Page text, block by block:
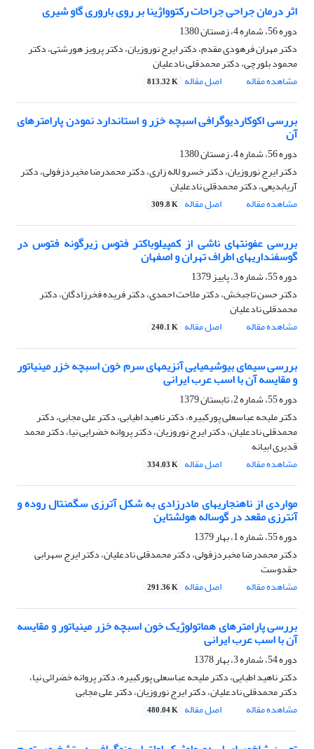
اثر درمان جراحی جراحات رکتوواژینا بر روی باروری گاو شیری
دوره 56، شماره 4، زمستان 1380
دکتر مهران فرهودی مقدم، دکتر ایرج نوروزیان، دکتر پرویز هورشتی، دکتر
محمود بلورچی، دکتر محمدقلی نادعلیان
مشاهده مقاله
اصل مقاله 813.32 K
بررسی اکوکاردیوگرافی اسبچه خزر و استاندارد نمودن پارامترهای
آن
دوره 56، شماره 4، زمستان 1380
دکتر ایرج نوروزیان، دکتر خسرو لاله زاری، دکتر محمدرضا مخبردزفولی، دکتر
آریابدیعی، دکتر محمدقلی نادعلیان
مشاهده مقاله
اصل مقاله 309.8 K
بررسی عفونتهای ناشی از کمپیلوباکتر فتوس زیرگونه فتوس در
گوسفنداریهای اطراف تهران و اصفهان
دوره 55، شماره 3، پاییز 1379
دکتر حسن تاجبخش، دکتر ملاحت احمدی، دکتر فریده فخرزادگان، دکتر
محمدقلی نادعلیان
مشاهده مقاله
اصل مقاله 240.1 K
بررسی سیمای بیوشیمیایی آنزیمهای سرم خون اسبچه خزر مینیاتور
و مقایسه آن با اسب عرب ایرانی
دوره 55، شماره 2، تابستان 1379
دکتر ملیحه عباسعلی پورکبیره، دکتر ناهید اطیابی، دکتر علی مجابی، دکتر
محمدقلی نادعلیان، دکتر ایرج نوروزیان، دکتر پروانه خضرایی نیا، دکتر محمد
قدیری ابیانه
مشاهده مقاله
اصل مقاله 334.03 K
مواردی از ناهنجاریهای مادرزادی به شکل آترزی سگمنتال روده و
آنترزی مقعد در گوساله هولشتاین
دوره 55، شماره 1، بهار 1379
دکتر محمدرضا مخبردزفولی، دکتر محمدقلی نادعلیان، دکتر ایرج سهرابی
حقدوست
مشاهده مقاله
اصل مقاله 291.36 K
بررسی پارامترهای هماتولوژیک خون اسبچه خزر مینیاتور و مقایسه
آن با اسب عرب ایرانی
دوره 54، شماره 3، بهار 1378
دکتر ناهید اطبایی، دکتر ملیحه عباسعلی پورکبیره، دکتر پروانه خضرائی نیا،
دکتر محمدقلی نادعلیان، دکتر ایرج نوروزیان، دکتر علی مجابی
مشاهده مقاله
اصل مقاله 480.04 K